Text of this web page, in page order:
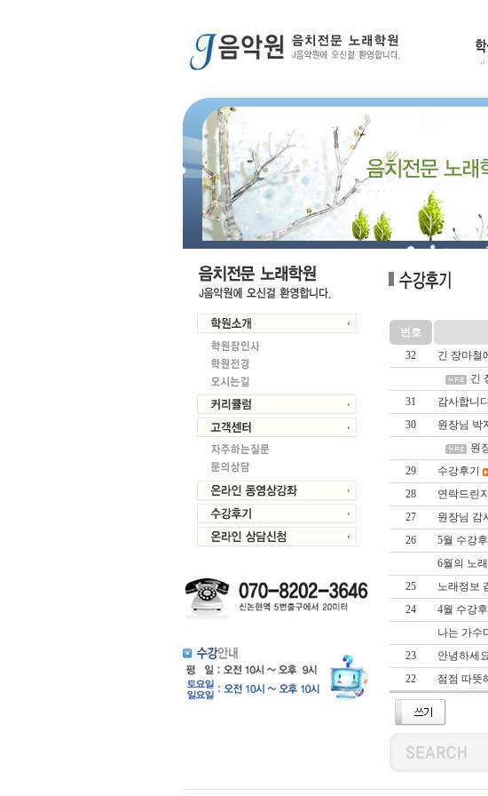
번호
32
긴 장마철
긴
31
감사합니
30
원장님 박
원
29
수강후기
28
연락드린
27
원장님 감
26
5월 수강
6월의 노
25
노래정보
24
4월 수강
나는 가수
23
안녕하세
22
점점 따뜻